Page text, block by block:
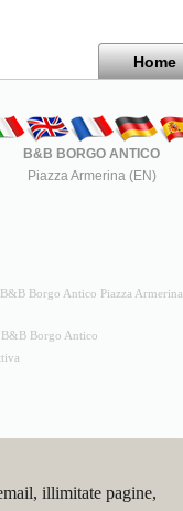
Home
B&B BORGO ANTICO
Piazza Armerina (EN)
B&B Borgo Antico Piazza Armerina
B&B Borgo Antico
illimitate pagine,